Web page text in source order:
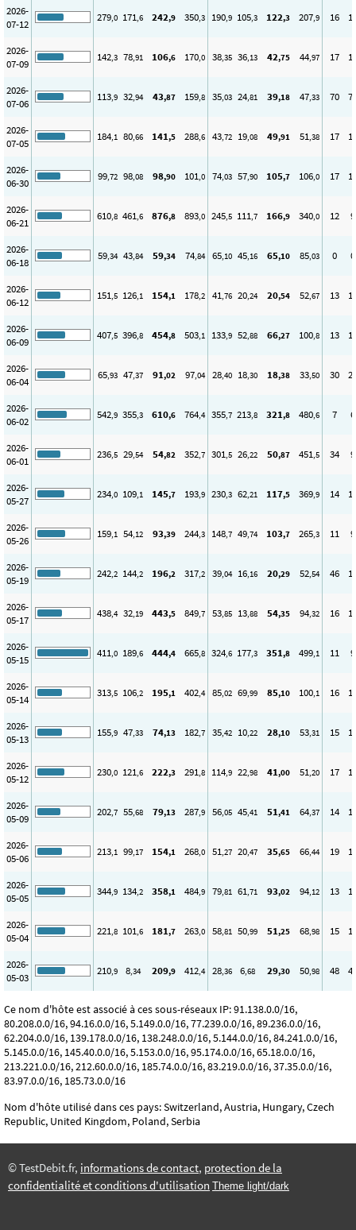
2026-
07-12
279,0 171,6 242,9 350,3 190,9 105,3 122,3 207,9 16
2026-
07-09
142,3 78,91 106,6 170,0 38,35 36,13 42,75 44,97 17
2026-
07-06
113,9 32,94 43,87 159,8 35,03 24,81 39,18 47,33 70
2026-
07-05
184,1 80,66 141,5 288,6 43,72 19,08 49,91 51,38 17
2026-
06-30
99,72 98,08 98,90 101,0 74,03 57,90 105,7 106,0 17
2026-
06-21
610,8 461,6 876,8 893,0 245,5 111,7 166,9 340,0 12 9
2026-
06-18
59,34 43,84 59,34 74,84 65,10 45,16 65,10 85,03 0 0
2026-
06-12
151,5 126,1 154,1 178,2 41,76 20,24 20,54 52,67 13
2026-
06-09
407,5 396,8 454,8 503,1 133,9 52,88 66,27 100,8 13
2026-
06-04
65,93 47,37 91,02 97,04 28,40 18,30 18,38 33,50 30
2026-
06-02
542,9 355,3 610,6 764,4 355,7 213,8 321,8 480,6 7 6
2026-
06-01
236,5 29,54 54,82 352,7 301,5 26,22 50,87 451,5 34 9
2026-
05-27
234,0 109,1 145,7 193,9 230,3 62,21 117,5 369,9 14
2026-
05-26
159,1 54,12 93,39 244,3 148,7 49,74 103,7 265,3 11 9
2026-
05-19
242,2 144,2 196,2 317,2 39,04 16,16 20,29 52,54 46
2026-
05-17
438,4 32,19 443,5 849,7 53,85 13,88 54,35 94,32 16
2026-
05-15
411,0 189,6 444,4 665,8 324,6 177,3 351,8 499,1 11 9
2026-
05-14
313,5 106,2 195,1 402,4 85,02 69,99 85,10 100,1 16
2026-
05-13
155,9 47,33 74,13 182,7 35,42 10,22 28,10 53,31 15
2026-
05-12
230,0 121,6 222,3 291,8 114,9 22,98 41,00 51,20 17
2026-
05-09
202,7 55,68 79,13 287,9 56,05 45,41 51,41 64,37 14
2026-
05-06
213,1 99,17 154,1 268,0 51,27 20,47 35,65 66,44 19
2026-
05-05
344,9 134,2 358,1 484,9 79,81 61,71 93,02 94,12 13
2026-
05-04
221,8 101,6 181,7 263,0 58,81 50,99 51,25 68,98 15
2026-
05-03
210,9 8,34 209,9 412,4 28,36 6,68 29,30 50,98 48
Ce nom d'hôte est associé à ces sous-réseaux IP: 91.138.0.0/16,
80.208.0.0/16, 94.16.0.0/16, 5.149.0.0/16, 77.239.0.0/16, 89.236.0.0/16,
62.204.0.0/16, 139.178.0.0/16, 138.248.0.0/16, 5.144.0.0/16, 84.241.0.0/16,
5.145.0.0/16, 145.40.0.0/16, 5.153.0.0/16, 95.174.0.0/16, 65.18.0.0/16,
213.221.0.0/16, 212.60.0.0/16, 185.74.0.0/16, 83.219.0.0/16, 37.35.0.0/16,
83.97.0.0/16, 185.73.0.0/16
Nom d'hôte utilisé dans ces pays: Switzerland, Austria, Hungary, Czech
Republic, United Kingdom, Poland, Serbia
© TestDebit.fr, informations de contact, protection de la
confidentialité et conditions d'utilisation Theme light/dark